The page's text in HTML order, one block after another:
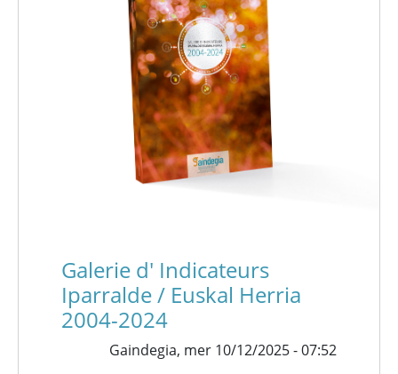
Galerie d' Indicateurs
Iparralde / Euskal Herria
2004-2024
Gaindegia, mer 10/12/2025 - 07:52